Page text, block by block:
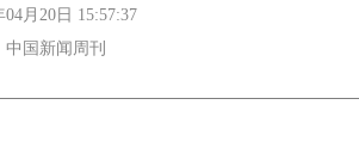
04月20日 15:57:37
中国新闻周刊